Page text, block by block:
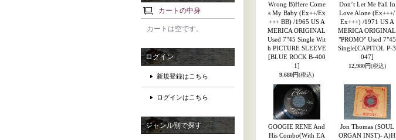
カートの中身
カートは空です。
ログイン
新規登録はこちら
ログインはこちら
ジャンル別で探す
Wrong B)Here Come
s My Baby (Ex++/Ex
+++ BB) /1965 US A
MERICA ORIGINAL
Used 7"45 Single Wit
h PICTURE SLEEVE
[BLUE ROCK B-400
1]
9,680円(税込)
Don’t Let Me Fall In
Love Alone (Ex+++/
Ex+++) /1971 US A
MERICA ORIGINAL
"PROMO" Used 7"45
Single[CAPITOL P-3
047]
12,980円(税込)
GOOGIE RENE And
His Combo(With EA
Jon Thomas (SOUL
ORGAN INST)- A)H